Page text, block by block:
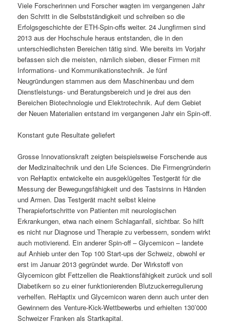
Viele Forscherinnen und Forscher wagten im vergangenen Jahr
den Schritt in die Selbstständigkeit und schreiben so die
Erfolgsgeschichte der ETH-Spin-offs weiter. 24 Jungfirmen sind
2013 aus der Hochschule heraus entstanden, die in den
unterschiedlichsten Bereichen tätig sind. Wie bereits im Vorjahr
befassen sich die meisten, nämlich sieben, dieser Firmen mit
Informations- und Kommunikationstechnik. Je fünf
Neugründungen stammen aus dem Maschinenbau und dem
Dienstleistungs- und Beratungsbereich und je drei aus den
Bereichen Biotechnologie und Elektrotechnik. Auf dem Gebiet
der Neuen Materialien entstand im vergangenen Jahr ein Spin-off.
Konstant gute Resultate geliefert
Grosse Innovationskraft zeigten beispielsweise Forschende aus
der Medizinaltechnik und den Life Sciences. Die Firmengründerin
von ReHaptix entwickelte ein ausgeklügeltes Testgerät für die
Messung der Bewegungsfähigkeit und des Tastsinns in Händen
und Armen. Das Testgerät macht selbst kleine
Therapiefortschritte von Patienten mit neurologischen
Erkrankungen, etwa nach einem Schlaganfall, sichtbar. So hilft
es nicht nur Diagnose und Therapie zu verbessern, sondern wirkt
auch motivierend. Ein anderer Spin-off – Glycemicon – landete
auf Anhieb unter den Top 100 Start-ups der Schweiz, obwohl er
erst im Januar 2013 gegründet wurde. Der Wirkstoff von
Glycemicon gibt Fettzellen die Reaktionsfähigkeit zurück und soll
Diabetikern so zu einer funktionierenden Blutzuckerregulierung
verhelfen. ReHaptix und Glycemicon waren denn auch unter den
Gewinnern des Venture-Kick-Wettbewerbs und erhielten 130’000
Schweizer Franken als Startkapital.